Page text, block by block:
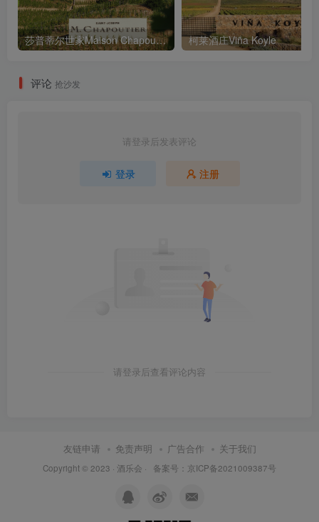
莎普蒂尔世家Maison Chapoutier 柯莱酒庄Viña Koyle
评论 抢沙发
请登录后发表评论
登录 注册
请登录后查看评论内容
友链申请 免责声明 广告合作 关于我们
Copyright © 2023 · 酒乐会 · 备案号：京ICP备2021009387号